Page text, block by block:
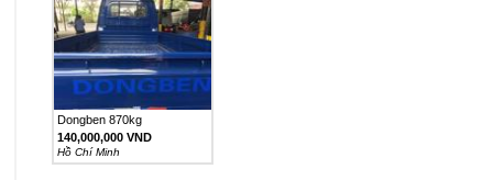
Dongben 870kg
140,000,000 VND
Hồ Chí Minh